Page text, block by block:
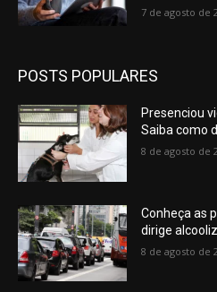
7 de agosto de
POSTS POPULARES
Presenciou
Saiba como
8 de agosto de
Conheça as
dirige
8 de agosto de